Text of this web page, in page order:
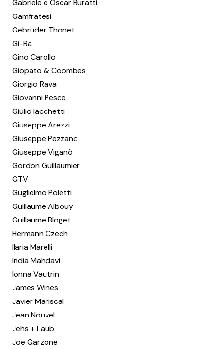
Gabriele e Oscar Buratti
Gamfratesi
Gebrüder Thonet
Gi-Ra
Gino Carollo
Giopato & Coombes
Giorgio Rava
Giovanni Pesce
Giulio Iacchetti
Giuseppe Arezzi
Giuseppe Pezzano
Giuseppe Viganò
Gordon Guillaumier
GTV
Guglielmo Poletti
Guillaume Albouy
Guillaume Bloget
Hermann Czech
Ilaria Marelli
India Mahdavi
Ionna Vautrin
James Wines
Javier Mariscal
Jean Nouvel
Jehs + Laub
Joe Garzone